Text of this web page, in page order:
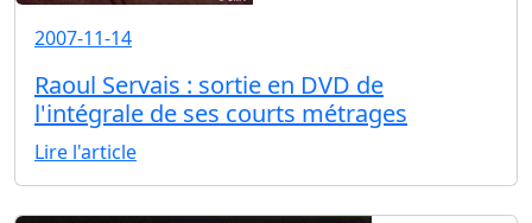
2007-11-14
Raoul Servais : sortie en DVD de
l'intégrale de ses courts métrages
Lire l'article